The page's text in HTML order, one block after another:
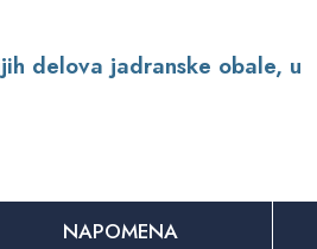
delova jadranske obale, u
NAPOMENA